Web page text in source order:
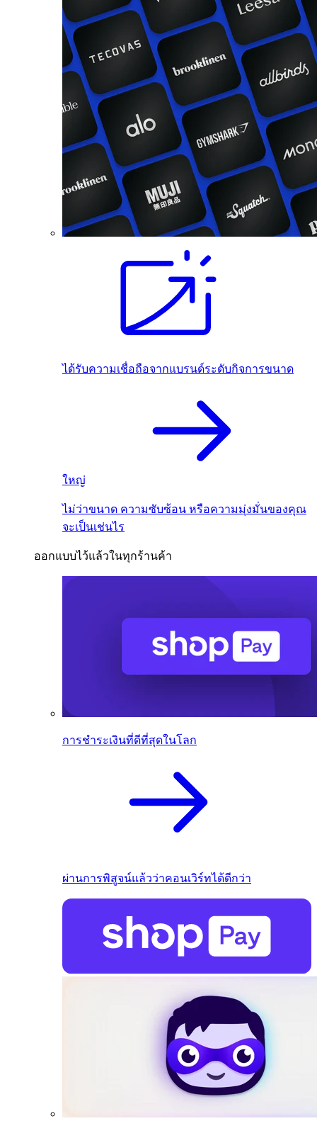
ได้รับความเชื่อถือจากแบรนด์ระดับกิจการขนาด
ใหญ่
ไม่ว่าขนาด ความซับซ้อน หรือความมุ่งมั่นของคุณ
จะเป็นเช่นไร
ออกแบบไว้แล้วในทุกร้านค้า
การชำระเงินที่ดีที่สุดในโลก
ผ่านการพิสูจน์แล้วว่าคอนเวิร์ทได้ดีกว่า